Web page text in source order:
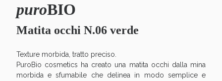
puroBIO
Matita occhi N.06 verde
Texture morbida, tratto preciso.
PuroBio cosmetics ha creato una matita occhi dalla mina
morbida e sfumabile che delinea in modo semplice e